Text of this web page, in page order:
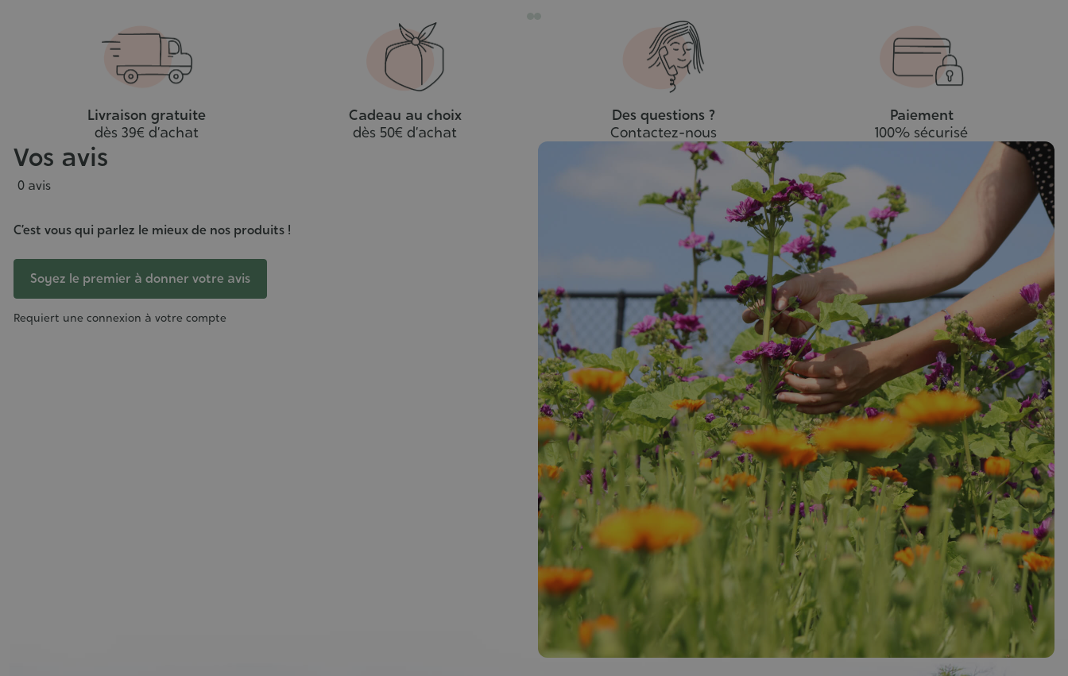
Livraison gratuite
dès 39€ d’achat
Cadeau au choix
dès 50€ d’achat
Des questions ?
Contactez-nous
Paiement
100% sécurisé
Vos avis
0 avis
C’est vous qui parlez le mieux de nos produits !
Soyez le premier à donner votre avis
Requiert une connexion à votre compte